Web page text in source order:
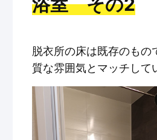
脱衣所の床は既存のもの
質な雰囲気とマッチして